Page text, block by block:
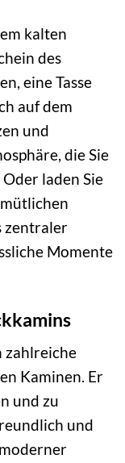
kalten
des
eine Tasse
auf dem
und
die Sie
laden Sie
zentraler
Momente
zahlreiche
Kaminen. Er
und zu
und